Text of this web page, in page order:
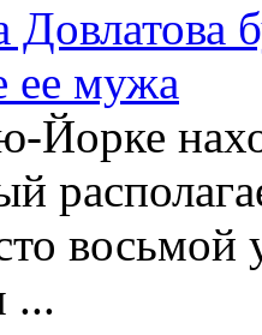
Довлатова
ее мужа
Йорке
восьмой
...